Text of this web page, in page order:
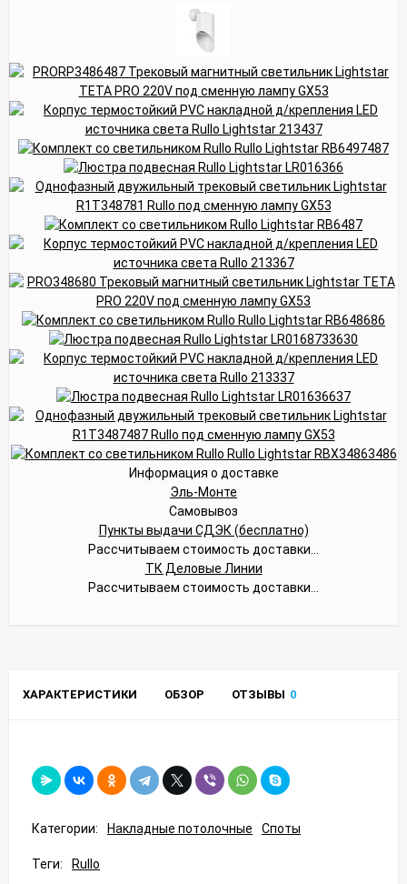
Информация о доставке
Эль-Монте
Самовывоз
Пункты выдачи СДЭК (бесплатно)
Рассчитываем стоимость доставки...
ТК Деловые Линии
Рассчитываем стоимость доставки...
ХАРАКТЕРИСТИКИ ОБЗОР ОТЗЫВЫ 0
Категории: Накладные потолочные Споты
Теги: Rullo